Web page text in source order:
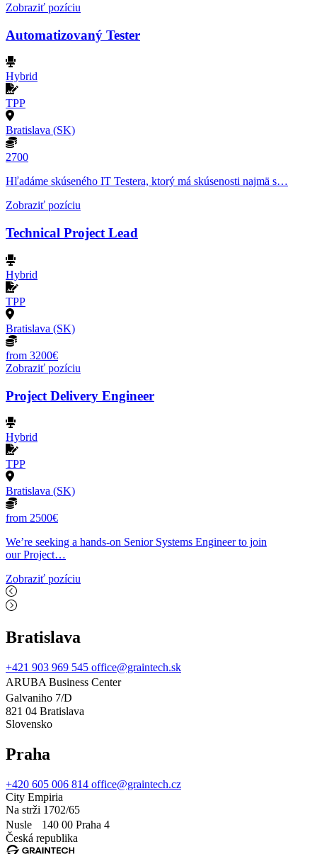
Zobraziť pozíciu
Automatizovaný Tester
Hybrid
TPP
Bratislava (SK)
2700
Hľadáme skúseného IT Testera, ktorý má skúsenosti najmä s…
Zobraziť pozíciu
Technical Project Lead
Hybrid
TPP
Bratislava (SK)
from 3200€
Zobraziť pozíciu
Project Delivery Engineer
Hybrid
TPP
Bratislava (SK)
from 2500€
We’re seeking a hands-on Senior Systems Engineer to join
our Project…
Zobraziť pozíciu
Bratislava
+421 903 969 545 office@graintech.sk
ARUBA Business Center
Galvaniho 7/D
821 04 Bratislava
Slovensko
Praha
+420 605 006 814 office@graintech.cz
City Empiria
Na strži 1702/65
Nusle 140 00 Praha 4
Česká republika